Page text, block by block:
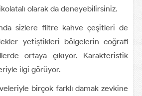
olarak da deneyebilirsiniz.
sizlere filtre kahve çeşitleri de
yetiştikleri bölgelerin coğrafi
ortaya çıkıyor. Karakteristik
ilgi görüyor.
birçok farklı damak zevkine